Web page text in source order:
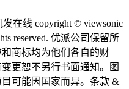
在线 copyright © viewsonic
reserved. 优派公司保留所
商标均为他们各自的财
更恕不另行书面通知。图
可能因国家而异。条款 &